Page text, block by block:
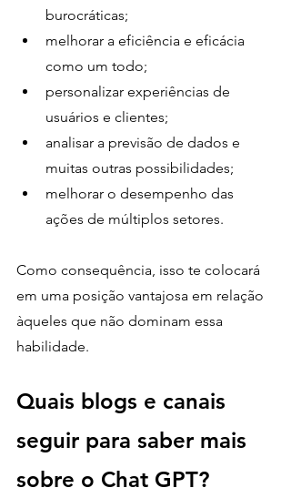
burocráticas;
melhorar a eficiência e eficácia
como um todo;
personalizar experiências de
usuários e clientes;
analisar a previsão de dados e
muitas outras possibilidades;
melhorar o desempenho das
ações de múltiplos setores.
Como consequência, isso te colocará
em uma posição vantajosa em relação
àqueles que não dominam essa
habilidade.
Quais blogs e canais
seguir para saber mais
sobre o Chat GPT?